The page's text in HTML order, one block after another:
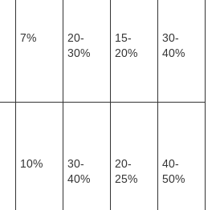
7%
20-
30%
15-
20%
30-
40%
10%
30-
40%
20-
25%
40-
50%